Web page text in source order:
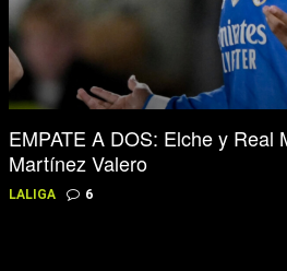
EMPATE A DOS: Elche y Real
Martínez Valero
LALIGA 6